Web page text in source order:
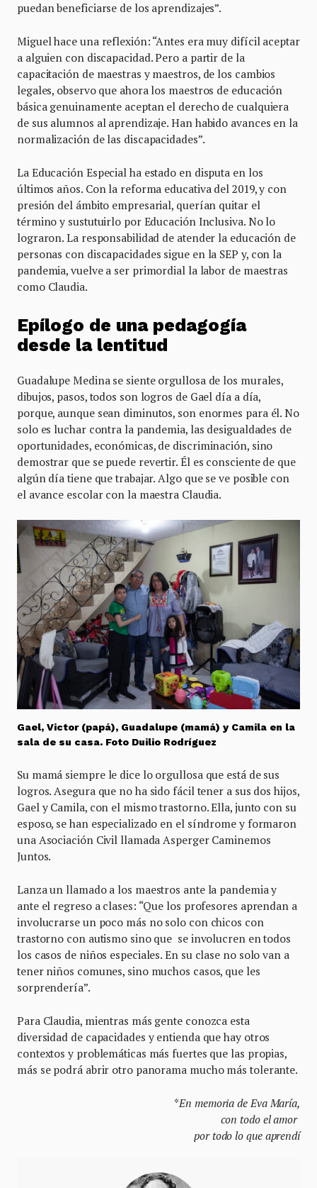
puedan beneficiarse de los aprendizajes”.
Miguel hace una reflexión: “Antes era muy difícil aceptar
a alguien con discapacidad. Pero a partir de la
capacitación de maestras y maestros, de los cambios
legales, observo que ahora los maestros de educación
básica genuinamente aceptan el derecho de cualquiera
de sus alumnos al aprendizaje. Han habido avances en la
normalización de las discapacidades”.
La Educación Especial ha estado en disputa en los
últimos años. Con la reforma educativa del 2019, y con
presión del ámbito empresarial, querían quitar el
término y sustutuirlo por Educación Inclusiva. No lo
lograron. La responsabilidad de atender la educación de
personas con discapacidades sigue en la SEP y, con la
pandemia, vuelve a ser primordial la labor de maestras
como Claudia.
Epílogo de una pedagogía
desde la lentitud
Guadalupe Medina se siente orgullosa de los murales,
dibujos, pasos, todos son logros de Gael día a día,
porque, aunque sean diminutos, son enormes para él. No
solo es luchar contra la pandemia, las desigualdades de
oportunidades, económicas, de discriminación, sino
demostrar que se puede revertir. Él es consciente de que
algún día tiene que trabajar. Algo que se ve posible con
el avance escolar con la maestra Claudia.
Gael, Victor (papá), Guadalupe (mamá) y Camila en la
sala de su casa. Foto Duilio Rodríguez
Su mamá siempre le dice lo orgullosa que está de sus
logros. Asegura que no ha sido fácil tener a sus dos hijos,
Gael y Camila, con el mismo trastorno. Ella, junto con su
esposo, se han especializado en el síndrome y formaron
una Asociación Civil llamada Asperger Caminemos
Juntos.
Lanza un llamado a los maestros ante la pandemia y
ante el regreso a clases: “Que los profesores aprendan a
involucrarse un poco más no solo con chicos con
trastorno con autismo sino que se involucren en todos
los casos de niños especiales. En su clase no solo van a
tener niños comunes, sino muchos casos, que les
sorprendería”.
Para Claudia, mientras más gente conozca esta
diversidad de capacidades y entienda que hay otros
contextos y problemáticas más fuertes que las propias,
más se podrá abrir otro panorama mucho más tolerante.
*En memoria de Eva María,
con todo el amor
por todo lo que aprendí